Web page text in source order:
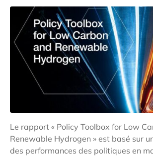
Le rapport « Policy Toolbox for Low
Renewable Hydrogen » est basé sur
des performances des politiques en